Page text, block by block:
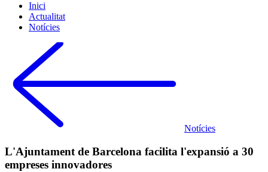
Inici
Actualitat
Notícies
Notícies
L'Ajuntament de Barcelona facilita l'expansió a 30
empreses innovadores